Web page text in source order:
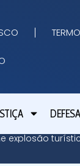
explosão